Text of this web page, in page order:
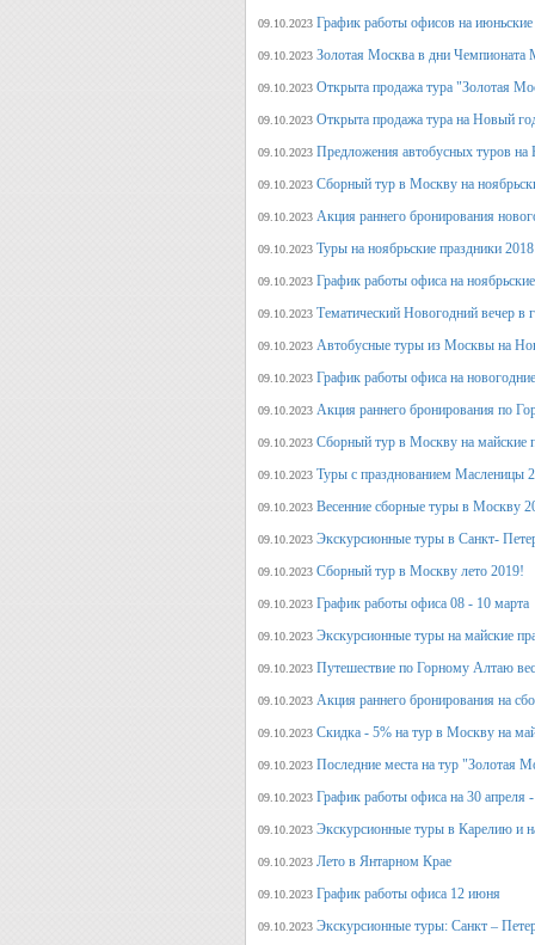
09.10.2023 График работы офисов на
09.10.2023 Золотая Москва в дни Чемпионата
09.10.2023 Открыта продажа тура "Золотая
09.10.2023 Открыта продажа тура на Новый
09.10.2023 Предложения автобусных туров
09.10.2023 Сборный тур в Москву на
09.10.2023 Акция раннего бронирования
09.10.2023 Туры на ноябрьские праздники 2018
09.10.2023 График работы офиса на
09.10.2023 Тематический Новогодний вечер
09.10.2023 Автобусные туры из Москвы на
09.10.2023 График работы офиса на
09.10.2023 Акция раннего бронирования по
09.10.2023 Сборный тур в Москву на майские
09.10.2023 Туры с празднованием Масленицы
09.10.2023 Весенние сборные туры в Москву
09.10.2023 Экскурсионные туры в Санкт-
09.10.2023 Сборный тур в Москву лето 2019!
09.10.2023 График работы офиса 08 - 10 марта
09.10.2023 Экскурсионные туры на майские
09.10.2023 Путешествие по Горному Алтаю
09.10.2023 Акция раннего бронирования на
09.10.2023 Скидка - 5% на тур в Москву на
09.10.2023 Последние места на тур "Золотая
09.10.2023 График работы офиса на 30 апреля
09.10.2023 Экскурсионные туры в Карелию и
09.10.2023 Лето в Янтарном Крае
09.10.2023 График работы офиса 12 июня
09.10.2023 Экскурсионные туры: Санкт –